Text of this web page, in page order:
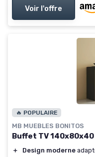
Voir l'offre
🔥 POPULAIRE
MB MUEBLES BONITOS
Buffet TV
＋ Design moderne